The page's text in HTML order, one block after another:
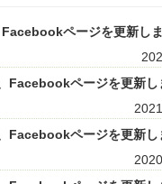
ページを更新しま
ページを更新し
ページを更新し